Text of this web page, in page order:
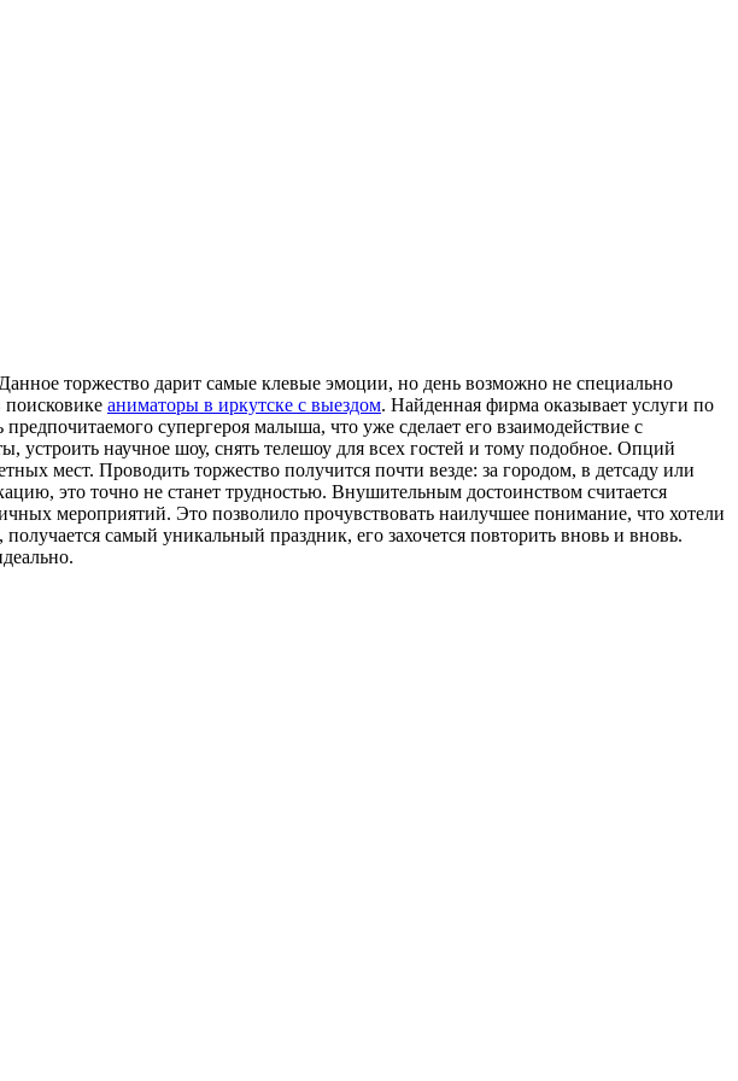
торжество дарит самые клевые эмоции, но день возможно не специально
поисковике аниматоры в иркутске с выездом. Найденная фирма оказывает услуги по
супергероя малыша, что уже сделает его взаимодействие с
научное шоу, снять телешоу для всех гостей и тому подобное. Опций
мест. Проводить торжество получится почти везде: за городом, в детсаду или
это точно не станет трудностью. Внушительным достоинством считается
мероприятий. Это позволило прочувствовать наилучшее понимание, что хотели
самый уникальный праздник, его захочется повторить вновь и вновь.